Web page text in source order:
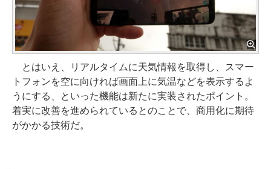
とはいえ、リアルタイムに天気情報を取得し、スマー
トフォンを空に向ければ画面上に気温などを表示するよ
うにする、といった機能は新たに実装されたポイント。
着実に改善を進められているとのことで、商用化に期待
がかかる技術だ。